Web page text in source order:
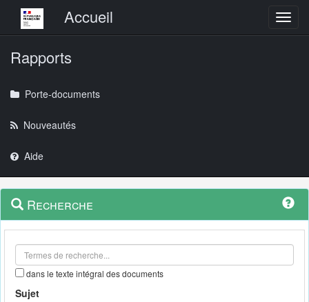
Menu principalAccueil
Rapports
Porte-documents
Nouveautés
Aide
Navigation
outils
Menu
contextuel
Recherche
dans le texte intégral des documents
Sujet